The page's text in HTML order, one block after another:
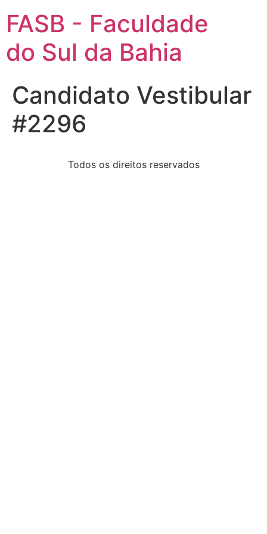
FASB - Faculdade
do Sul da Bahia
Candidato Vestibular
#2296
Todos os direitos reservados